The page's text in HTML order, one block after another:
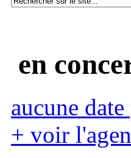
en
aucune
+ voir